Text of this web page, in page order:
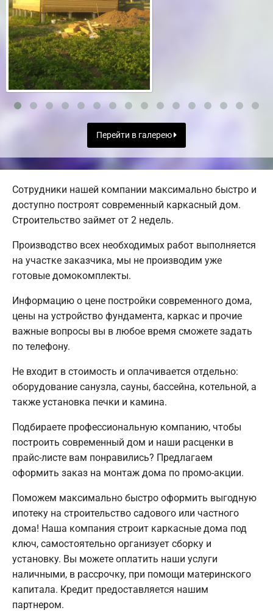
Перейти в галерею
Сотрудники нашей компании максимально быстро и
доступно построят современный каркасный дом.
Строительство займет от 2 недель.
Производство всех необходимых работ выполняется
на участке заказчика, мы не производим уже
готовые домокомплекты.
Информацию о цене постройки современного дома,
цены на устройство фундамента, каркас и прочие
важные вопросы вы в любое время сможете задать
по телефону.
Не входит в стоимость и оплачивается отдельно:
оборудование санузла, сауны, бассейна, котельной, а
также установка печки и камина.
Подбираете профессиональную компанию, чтобы
построить современный дом и наши расценки в
прайс-листе вам понравились? Предлагаем
оформить заказ на монтаж дома по промо-акции.
Поможем максимально быстро оформить выгодную
ипотеку на строительство садового или частного
дома! Наша компания строит каркасные дома под
ключ, самостоятельно организует сборку и
установку. Вы можете оплатить наши услуги
наличными, в рассрочку, при помощи материнского
капитала. Кредит предоставляется нашим
партнером.